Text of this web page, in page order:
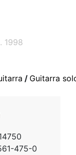
1998
/ Guitarra
475-0